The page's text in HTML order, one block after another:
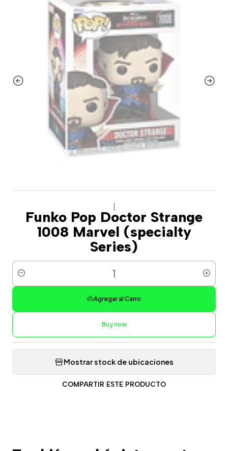
Funko Pop Doctor Strange
1008 Marvel (specialty
Series)
Cantidad
Agregar al Carro
Buy now
Mostrar stock de ubicaciones
COMPARTIR ESTE PRODUCTO